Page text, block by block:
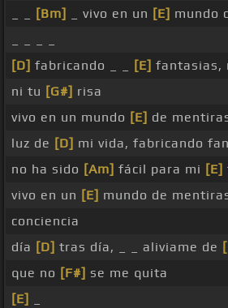
[Bm] _ vivo en un [E] mundo
[D] fabricando _ _ [E] fantasias,
ni tu [G#] risa
vivo en un mundo [E] de
luz de [D] mi vida, fabricando
no ha sido [Am] fácil para mi [E]
vivo en un [E] mundo de
conciencia
día [D] tras día, _ _ aliviame de
que no [F#] se me quita
[E]